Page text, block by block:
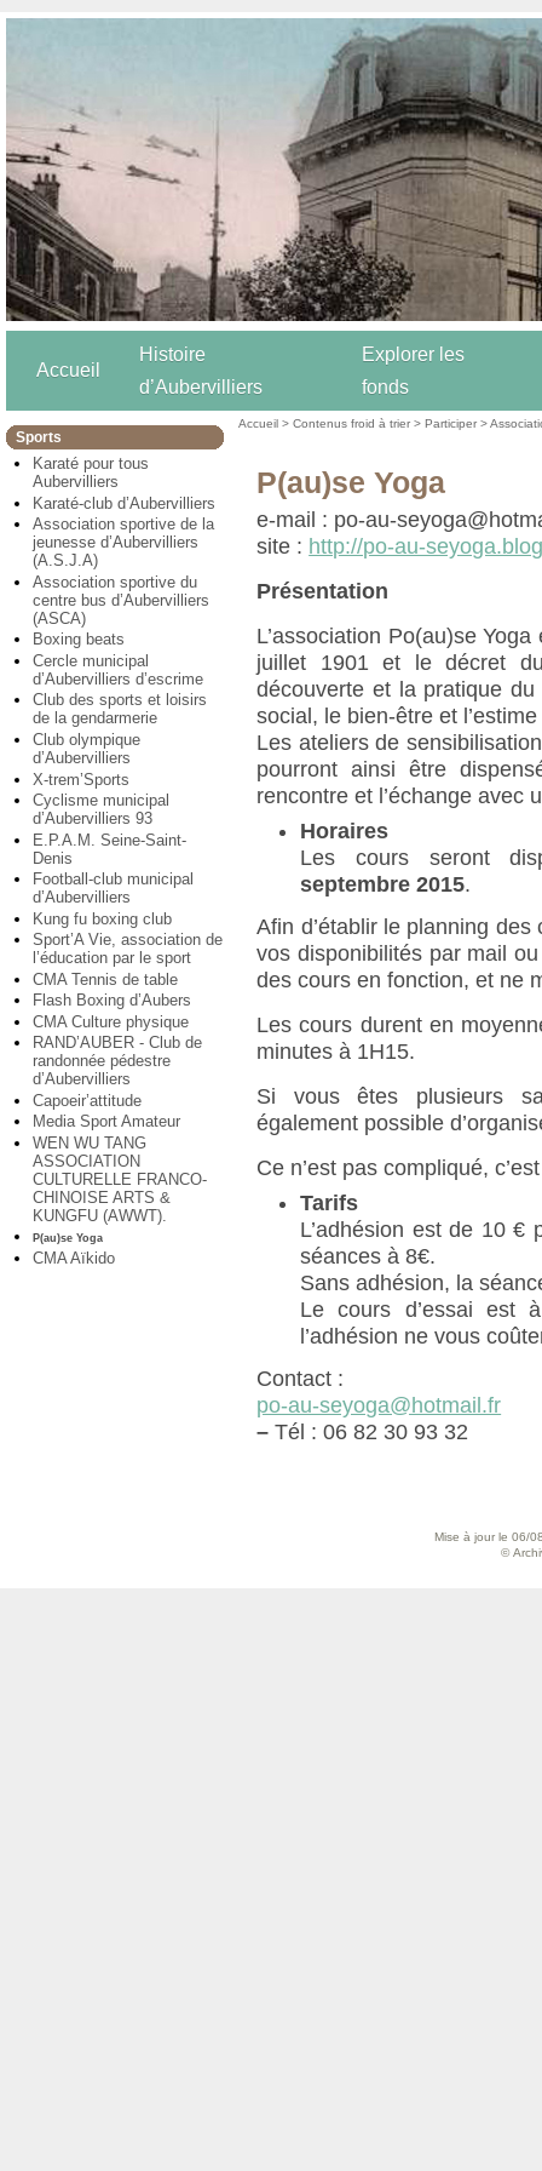
Accueil
Histoire
d’Aubervilliers
Explorer les
fonds
Sports
Karaté pour tous
Aubervilliers
Karaté-club d’Aubervilliers
Association sportive de la
jeunesse d’Aubervilliers
(A.S.J.A)
Association sportive du
centre bus d’Aubervilliers
(ASCA)
Boxing beats
Cercle municipal
d’Aubervilliers d’escrime
Club des sports et loisirs
de la gendarmerie
Club olympique
d’Aubervilliers
X-trem’Sports
Cyclisme municipal
d’Aubervilliers 93
E.P.A.M. Seine-Saint-
Denis
Football-club municipal
d’Aubervilliers
Kung fu boxing club
Sport’A Vie, association de
l’éducation par le sport
CMA Tennis de table
Flash Boxing d’Aubers
CMA Culture physique
RAND’AUBER - Club de
randonnée pédestre
d’Aubervilliers
Capoeir’attitude
Media Sport Amateur
WEN WU TANG
ASSOCIATION
CULTURELLE FRANCO-
CHINOISE ARTS &
KUNGFU (AWWT).
P(au)se Yoga
CMA Aïkido
Accueil >Contenus froid à trier >Participer >
P(au)se Yoga
e-mail : po-au-
site : http://po-au-
Présentation
L’association Po(au)se
juillet 1901 et le décret
découverte et la pratique
social, le bien-être et
Les ateliers de
pourront ainsi être
rencontre et l’échange avec
Horaires
Les cours seront
septembre 2015.
Afin d’établir le planning
vos disponibilités par mail
des cours en fonction, et ne
Les cours durent en
minutes à 1H15.
Si vous êtes plusieurs
également possible
Ce n’est pas compliqué,
Tarifs
L’adhésion est de 10 €
séances à 8€.
Sans adhésion, la
Le cours d’essai est
l’adhésion ne vous
Contact :
po-au-seyoga@hotmail.fr
– Tél : 06 82 30 93 32
Mise à jour le 06/
©